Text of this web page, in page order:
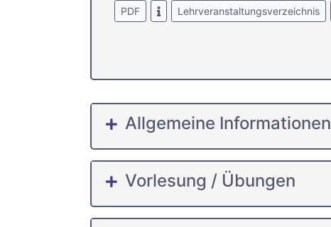
PDF Lehrveranstaltungsverzeichnis
Allgemeine Informationen
Vorlesung / Übungen